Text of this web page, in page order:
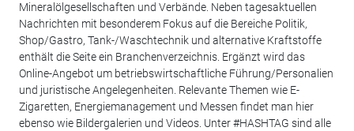
Mineralölgesellschaften und Verbände. Neben tagesaktuellen
Nachrichten mit besonderem Fokus auf die Bereiche Politik,
Shop/Gastro, Tank-/Waschtechnik und alternative Kraftstoffe
enthält die Seite ein Branchenverzeichnis. Ergänzt wird das
Online-Angebot um betriebswirtschaftliche Führung/Personalien
und juristische Angelegenheiten. Relevante Themen wie E-
Zigaretten, Energiemanagement und Messen findet man hier
ebenso wie Bildergalerien und Videos. Unter #HASHTAG sind alle